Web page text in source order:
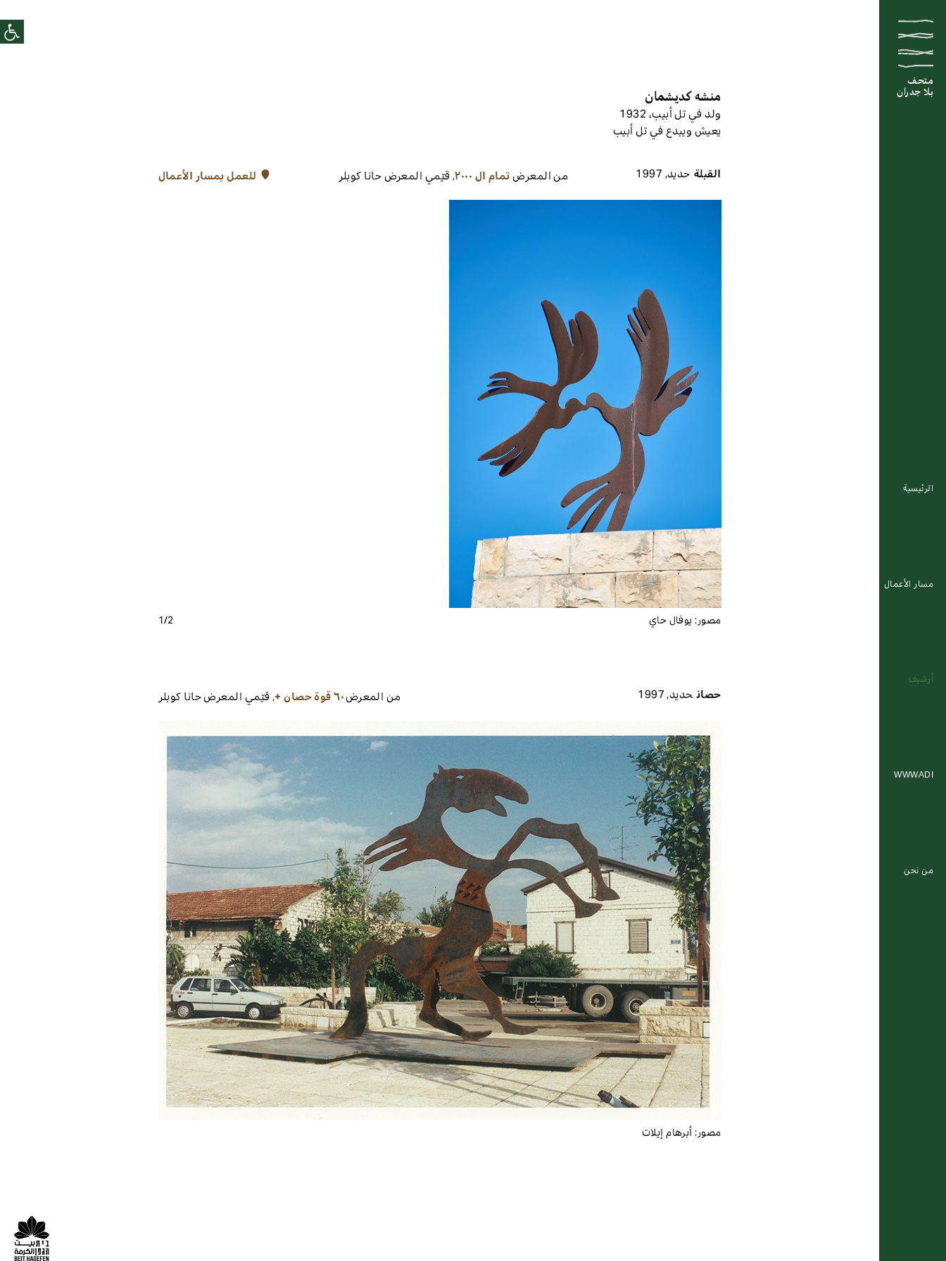
متحف
بلا جدران
متحف
بلا جدران
متحف
بلا جدران
الرئيسية
مسار الأعمال
أرشيف
WWWADI
من نحن
منشه كديشمان
ولد في تل أبيب، 1932
يعيش ويبدع في تل أبيب
القبلةحديد,
1997 من المعرضتمام ال ٢٠٠٠ ,قيّمي المعرضحانا كوبلر للعمل بمسار الأعمال
مصور:يوفال حاي 1/2
حصانحديد,
1997 من المعرض٦٠ قوة حصان + ,قيّمي المعرضحانا كوبلر
مصور:أبرهام إيلات